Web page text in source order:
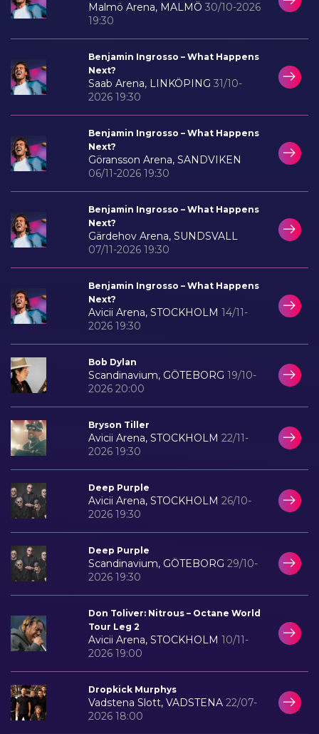
Malmö Arena, MALMÖ 30/10-2026
19:30
Benjamin Ingrosso – What Happens
Next?
Saab Arena, LINKÖPING 31/10-
2026 19:30
Benjamin Ingrosso – What Happens
Next?
Göransson Arena, SANDVIKEN
06/11-2026 19:30
Benjamin Ingrosso – What Happens
Next?
Gärdehov Arena, SUNDSVALL
07/11-2026 19:30
Benjamin Ingrosso – What Happens
Next?
Avicii Arena, STOCKHOLM 14/11-
2026 19:30
Bob Dylan
Scandinavium, GÖTEBORG 19/10-
2026 20:00
Bryson Tiller
Avicii Arena, STOCKHOLM 22/11-
2026 19:30
Deep Purple
Avicii Arena, STOCKHOLM 26/10-
2026 19:30
Deep Purple
Scandinavium, GÖTEBORG 29/10-
2026 19:30
Don Toliver: Nitrous – Octane World
Tour Leg 2
Avicii Arena, STOCKHOLM 10/11-
2026 19:00
Dropkick Murphys
Vadstena Slott, VADSTENA 22/07-
2026 18:00